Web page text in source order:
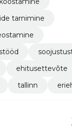
tarnimine
ehitusettevõte
tallinn